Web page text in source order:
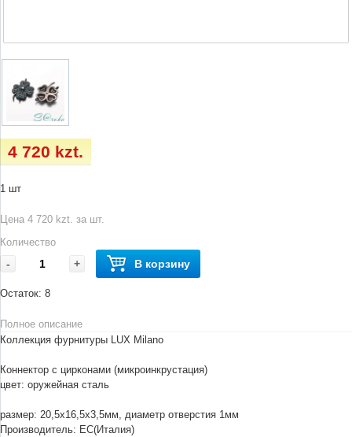
4 720 kzt.
1 шт
Цена 4 720 kzt. за шт.
Количество
- + В корзину
Остаток: 8
Полное описание
Коллекция фурнитуры LUX Milano
Коннектор с цирконами (микроинкрустация)
цвет: оружейная сталь
размер: 20,5х16,5х3,5мм, диаметр отверстия 1мм
Производитель: ЕС(Италия)